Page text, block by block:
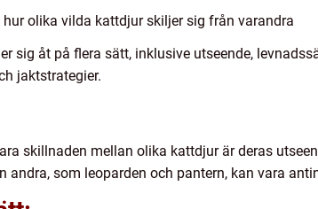
hur olika vilda kattdjur skiljer sig från varandra
sig åt på flera sätt, inklusive utseende,
jaktstrategier.
skillnaden mellan olika kattdjur är deras
andra, som leoparden och pantern, kan vara